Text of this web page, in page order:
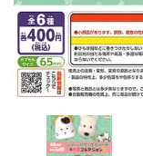
販促用カプセ